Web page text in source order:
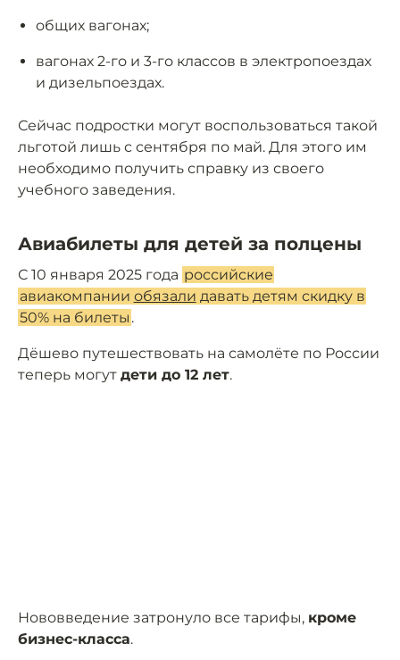
общих вагонах;
вагонах 2-го и 3-го классов в электропоездах
и дизельпоездах.
Сейчас подростки могут воспользоваться такой
льготой лишь с сентября по май. Для этого им
необходимо получить справку из своего
учебного заведения.
Авиабилеты для детей за полцены
С 10 января 2025 года российские
авиакомпании обязали давать детям скидку в
50% на билеты .
Дёшево путешествовать на самолёте по России
теперь могут дети до 12 лет.
Нововведение затронуло все тарифы, кроме
бизнес-класса.